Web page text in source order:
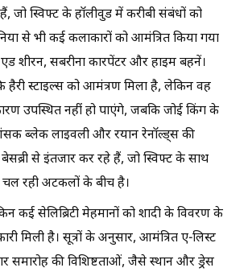
जो स्विफ्ट के हॉलीवुड में करीबी संबंधों को
से भी कई कलाकारों को आमंत्रित किया गया
शीरन, सबरीना कारपेंटर और हाइम बहनें।
हैरी स्टाइल्स को आमंत्रण मिला है, लेकिन वह
उपस्थित नहीं हो पाएंगे, जबकि जोई किंग के
ब्लेक लाइवली और रयान रेनॉल्ड्स की
से इंतजार कर रहे हैं, जो स्विफ्ट के साथ
चल रही अटकलों के बीच है।
कई सेलिब्रिटी मेहमानों को शादी के विवरण के
मिली है। सूत्रों के अनुसार, आमंत्रित ए-लिस्ट
समारोह की विशिष्टताओं, जैसे स्थान और ड्रेस